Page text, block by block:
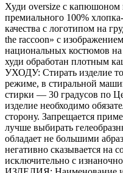
Худи oversize с капюшоном
премиального 100%
качества с логотипом на
the raccoon» с
национальных костюмов
худи обработан
УХОДУ: Стирать изделие
режиме, в стиральной
стирки — 30 градусов по
изделие необходимо
сторону. Запрещается
лучше выбирать
обладает не большими
негативно сказывается на
исключительно с